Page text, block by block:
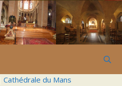
Cathédrale du Mans